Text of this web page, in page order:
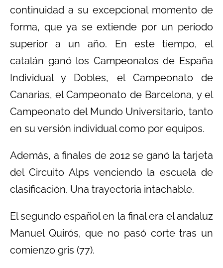
continuidad a su excepcional momento de
forma, que ya se extiende por un periodo
superior a un año. En este tiempo, el
catalán ganó los Campeonatos de España
Individual y Dobles, el Campeonato de
Canarias, el Campeonato de Barcelona, y el
Campeonato del Mundo Universitario, tanto
en su versión individual como por equipos.
Además, a finales de 2012 se ganó la tarjeta
del Circuito Alps venciendo la escuela de
clasificación. Una trayectoria intachable.
El segundo español en la final era el andaluz
Manuel Quirós, que no pasó corte tras un
comienzo gris (77).